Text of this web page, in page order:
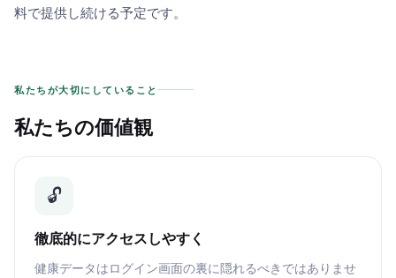
料で提供し続ける予定です。
私たちが大切にしていること
私たちの価値観
🔓
徹底的にアクセスしやすく
健康データはログイン画面の裏に隠れるべきではありませ